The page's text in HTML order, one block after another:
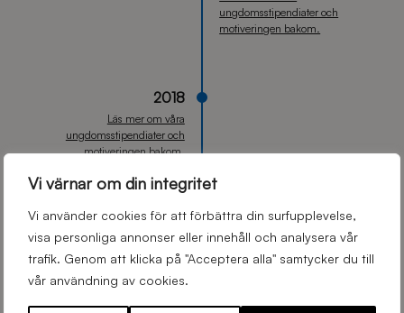
Vi värnar om din integritet
Vi använder cookies för att förbättra din surfupplevelse,
visa personliga annonser eller innehåll och analysera vår
trafik. Genom att klicka på "Acceptera alla" samtycker du till
vår användning av cookies.
ungdomsstipendiater och
motiveringen bakom.
2018
Läs mer om våra
ungdomsstipendiater och
motiveringen bakom.
2017
Läs mer om våra
ungdomsstipendiater och